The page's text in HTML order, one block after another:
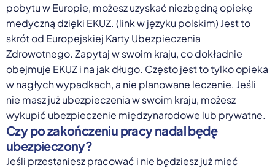
pobytu w Europie, możesz uzyskać niezbędną opiekę
medyczną dzięki EKUZ. (link w języku polskim) Jest to
skrót od Europejskiej Karty Ubezpieczenia
Zdrowotnego. Zapytaj w swoim kraju, co dokładnie
obejmuje EKUZ i na jak długo. Często jest to tylko opieka
w nagłych wypadkach, a nie planowane leczenie. Jeśli
nie masz już ubezpieczenia w swoim kraju, możesz
wykupić ubezpieczenie międzynarodowe lub prywatne.
Czy po zakończeniu pracy nadal będę
ubezpieczony?
Jeśli przestaniesz pracować i nie będziesz już mieć